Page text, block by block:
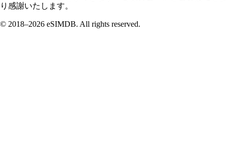
り感謝いたします。
© 2018–2026 eSIMDB. All rights reserved.